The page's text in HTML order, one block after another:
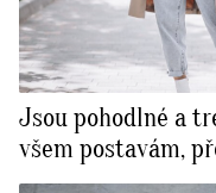
Jsou pohodlné a
všem postavám,